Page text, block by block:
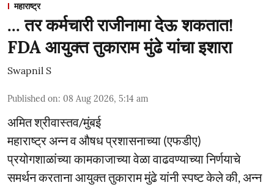
महाराष्ट्र
... तर कर्मचारी राजीनामा देऊ शकतात!
FDA आयुक्त तुकाराम मुंढे यांचा इशारा
Swapnil S
Published on: 08 Aug 2026, 5:14 am
अमित श्रीवास्तव/मुंबई
महाराष्ट्र अन्न व औषध प्रशासनाच्या (एफडीए)
प्रयोगशाळांच्या कामकाजाच्या वेळा वाढवण्याच्या निर्णयाचे
समर्थन करताना आयुक्त तुकाराम मुंढे यांनी स्पष्ट केले की, अन्न